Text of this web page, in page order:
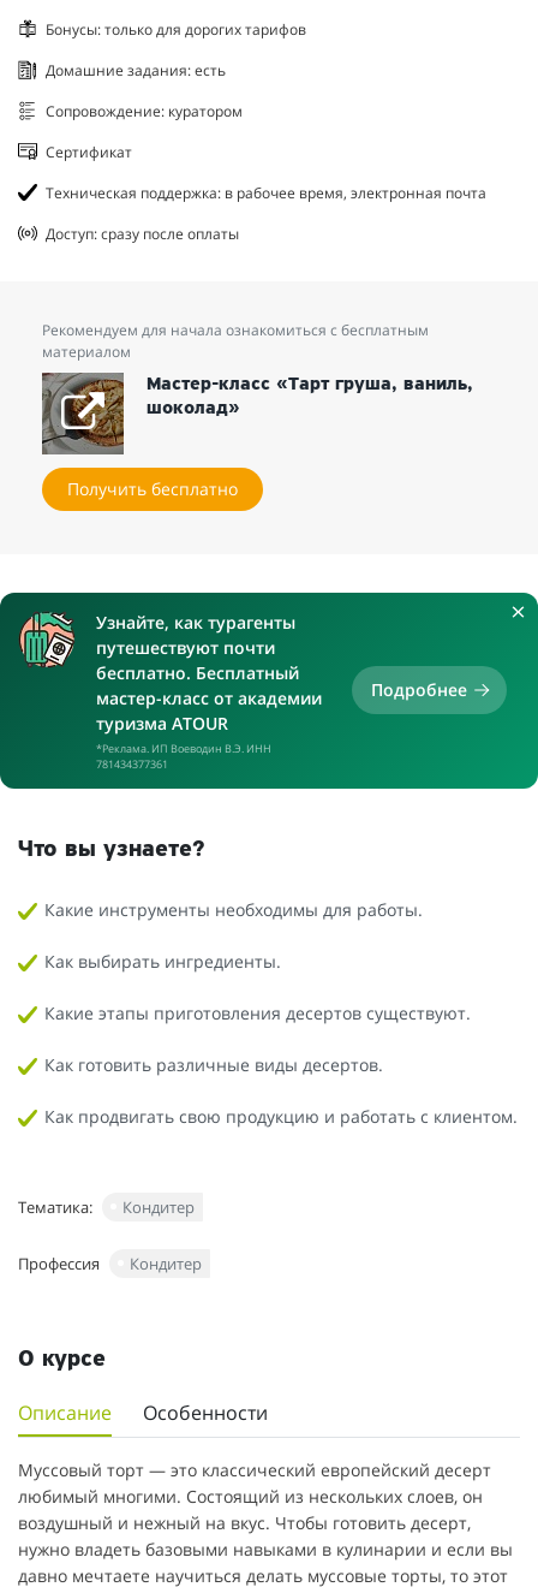
Бонусы: только для дорогих тарифов
Домашние задания: есть
Сопровождение: куратором
Сертификат
Техническая поддержка: в рабочее время, электронная почта
Доступ: сразу после оплаты
Рекомендуем для начала ознакомиться с бесплатным
материалом
Мастер-класс «Тарт груша, ваниль,
шоколад»
Получить бесплатно
Узнайте, как турагенты
путешествуют почти
бесплатно. Бесплатный
мастер-класс от академии
туризма ATOUR
*Реклама. ИП Воеводин В.Э. ИНН
781434377361
Подробнее
Что вы узнаете?
Какие инструменты необходимы для работы.
Как выбирать ингредиенты.
Какие этапы приготовления десертов существуют.
Как готовить различные виды десертов.
Как продвигать свою продукцию и работать с клиентом.
Тематика: Кондитер
Профессия Кондитер
О курсе
Описание Особенности
Муссовый торт — это классический европейский десерт
любимый многими. Состоящий из нескольких слоев, он
воздушный и нежный на вкус. Чтобы готовить десерт,
нужно владеть базовыми навыками в кулинарии и если вы
давно мечтаете научиться делать муссовые торты, то этот